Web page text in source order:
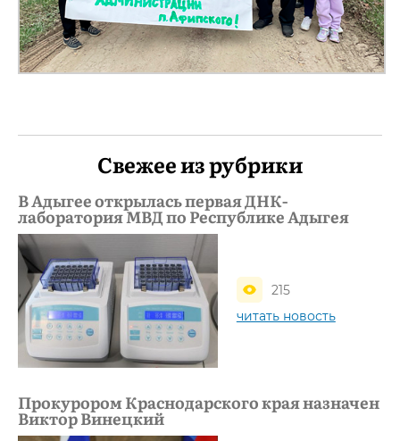
Свежее из рубрики
В Адыгее открылась первая ДНК-
лаборатория МВД по Республике Адыгея
215
читать новость
Прокурором Краснодарского края назначен
Виктор Винецкий